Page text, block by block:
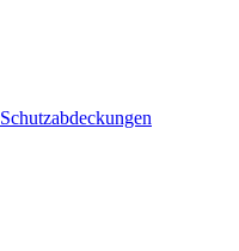
Schutzabdeckungen